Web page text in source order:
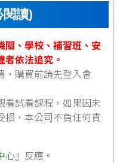
閱讀)
關、學校、補習班、安
依法追究。
，購買前請先登入會
看試看課程，如果因未
損，本公司不負任何責
心』反應。